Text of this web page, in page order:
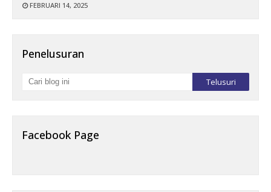
FEBRUARI 14, 2025
Penelusuran
Facebook Page